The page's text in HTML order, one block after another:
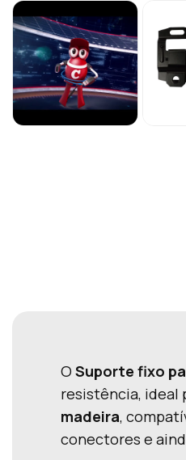
O Suporte fixo
resistência, ideal
madeira,
conectores e